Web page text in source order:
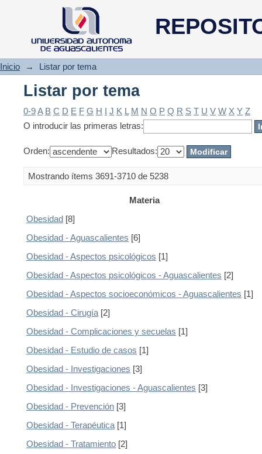
Listar por tema
Inicio → Listar por tema
Listar por tema
0-9A B C D E F G H I J K L M N O P Q R S T U V W X Y Z
O introducir las primeras letras:
Orden: Resultados:
Mostrando ítems 3691-3710 de 5238
Materia
Obesidad [8]
Obesidad - Aguascalientes [6]
Obesidad - Aspectos psicológicos [1]
Obesidad - Aspectos psicológicos - Aguascalientes [2]
Obesidad - Aspectos socioeconómicos - Aguascalientes [1]
Obesidad - Cirugía [2]
Obesidad - Complicaciones y secuelas [1]
Obesidad - Estudio de casos [1]
Obesidad - Investigaciones [3]
Obesidad - Investigaciones - Aguascalientes [3]
Obesidad - Prevención [3]
Obesidad - Terapéutica [1]
Obesidad - Tratamiento [2]